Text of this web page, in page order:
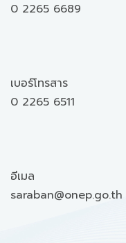
0 2265 6689
เบอร์โทรสาร
0 2265 6511
อีเมล
saraban@onep.go.th